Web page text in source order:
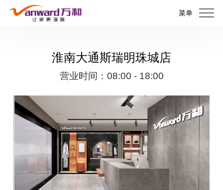
菜单
淮南大通斯瑞明珠城店
营业时间：08:00 - 18:00